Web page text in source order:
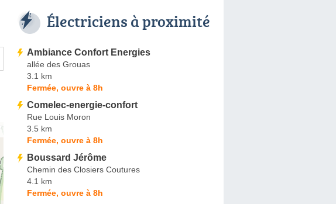
Électriciens à proximité
Ambiance Confort Energies
allée des Grouas
3.1 km
Fermée, ouvre à 8h
Comelec-energie-confort
Rue Louis Moron
3.5 km
Fermée, ouvre à 8h
Boussard Jérôme
Chemin des Closiers Coutures
4.1 km
Fermée, ouvre à 8h